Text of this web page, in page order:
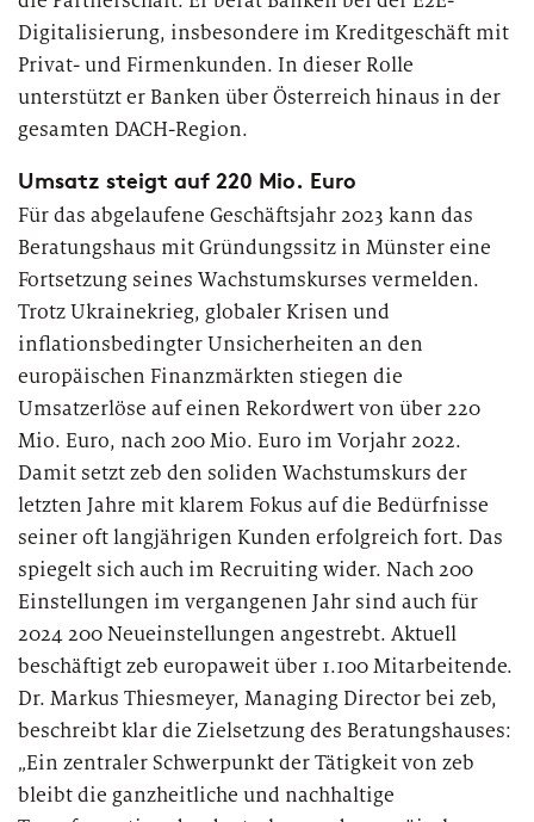
Digitalisierung, insbesondere im Kreditgeschäft mit
Privat- und Firmenkunden. In dieser Rolle
unterstützt er Banken über Österreich hinaus in der
gesamten DACH-Region.
Umsatz steigt auf 220 Mio. Euro
Für das abgelaufene Geschäftsjahr 2023 kann das
Beratungshaus mit Gründungssitz in Münster eine
Fortsetzung seines Wachstumskurses vermelden.
Trotz Ukrainekrieg, globaler Krisen und
inflationsbedingter Unsicherheiten an den
europäischen Finanzmärkten stiegen die
Umsatzerlöse auf einen Rekordwert von über 220
Mio. Euro, nach 200 Mio. Euro im Vorjahr 2022.
Damit setzt zeb den soliden Wachstumskurs der
letzten Jahre mit klarem Fokus auf die Bedürfnisse
seiner oft langjährigen Kunden erfolgreich fort. Das
spiegelt sich auch im Recruiting wider. Nach 200
Einstellungen im vergangenen Jahr sind auch für
2024 200 Neueinstellungen angestrebt. Aktuell
beschäftigt zeb europaweit über 1.100 Mitarbeitende.
Dr. Markus Thiesmeyer, Managing Director bei zeb,
beschreibt klar die Zielsetzung des Beratungshauses:
„Ein zentraler Schwerpunkt der Tätigkeit von zeb
bleibt die ganzheitliche und nachhaltige